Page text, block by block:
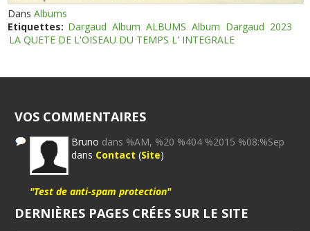
DansAlbums
Etiquettes: Dargaud Album ALBUMS Album Dargaud 2023
LA QUETE DE L'OISEAU DU TEMPS L' INTEGRALE
VOS COMMENTAIRES
Bruno dans %AM, %20 %404 %2015 %08:%Sep
dans Contact (Site)
"Test de anti-spam protection"
DERNIÈRES PAGES CRÉES SUR LE SITE